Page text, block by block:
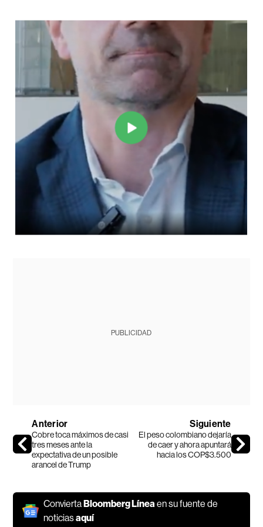
PUBLICIDAD
Anterior
Cobre toca máximos de casi
tres meses ante la
expectativa de un posible
arancel de Trump
Siguiente
El peso colombiano dejaría
de caer y ahora apuntará
hacia los COP$3.500
ConviertaBloomberg Línea en su fuente de
noticiasaquí